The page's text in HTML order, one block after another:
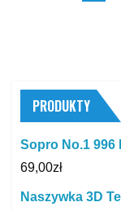
PRODUKTY
Sopro No.1 996
69,00zł
Naszywka 3D